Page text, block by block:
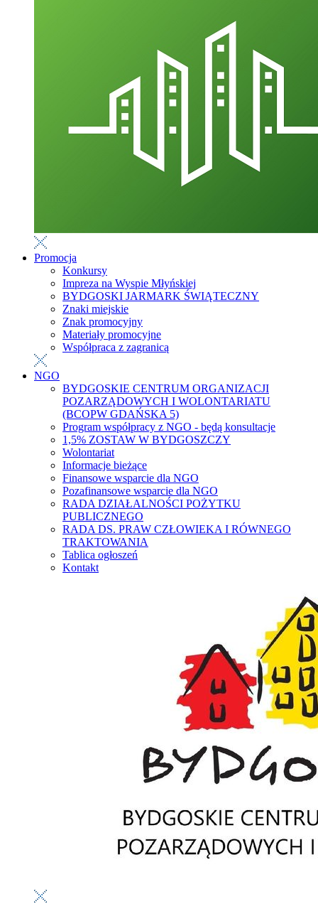
Promocja
Konkursy
Impreza na Wyspie Młyńskiej
BYDGOSKI JARMARK ŚWIĄTECZNY
Znaki miejskie
Znak promocyjny
Materiały promocyjne
Współpraca z zagranicą
NGO
BYDGOSKIE CENTRUM ORGANIZACJI
POZARZĄDOWYCH I WOLONTARIATU
(BCOPW GDAŃSKA 5)
Program współpracy z NGO - będą konsultacje
1,5% ZOSTAW W BYDGOSZCZY
Wolontariat
Informacje bieżące
Finansowe wsparcie dla NGO
Pozafinansowe wsparcie dla NGO
RADA DZIAŁALNOŚCI POŻYTKU
PUBLICZNEGO
RADA DS. PRAW CZŁOWIEKA I RÓWNEGO
TRAKTOWANIA
Tablica ogłoszeń
Kontakt